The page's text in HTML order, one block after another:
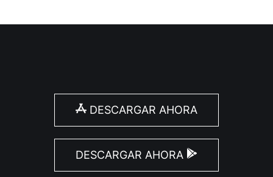
DESCARGAR AHORA
DESCARGAR AHORA